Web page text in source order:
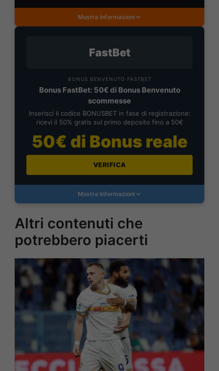
Mostra Informazioni
FastBet
BONUS BENVENUTO FASTBET
Bonus FastBet: 50€ di Bonus Benvenuto
scommesse
Inserisci il codice BONUSBET in fase di registrazione:
ricevi il 50% gratis sul primo deposito fino a 50€
50€ di Bonus reale
VERIFICA
Mostra Informazioni
Altri contenuti che
potrebbero piacerti